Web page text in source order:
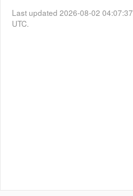
Last updated 2026-08-02 04:07:37
UTC.